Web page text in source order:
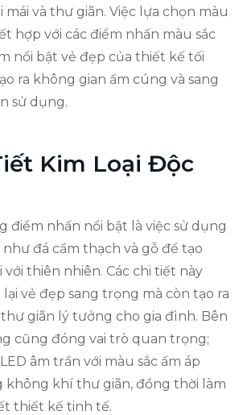
mái và thư giãn. Việc lựa chọn màu
hợp với các điểm nhấn màu sắc
nổi bật vẻ đẹp của thiết kế tối
ra không gian ấm cúng và sang
sử dụng.
Kim Loại Độc
điểm nhấn nổi bật là việc sử dụng
đá cẩm thạch và gỗ để tạo
với thiên nhiên. Các chi tiết này
vẻ đẹp sang trọng mà còn tạo ra
giãn lý tưởng cho gia đình. Bên
cũng đóng vai trò quan trọng;
âm trần với màu sắc ấm áp
không khí thư giãn, đồng thời làm
thiết kế tinh tế.